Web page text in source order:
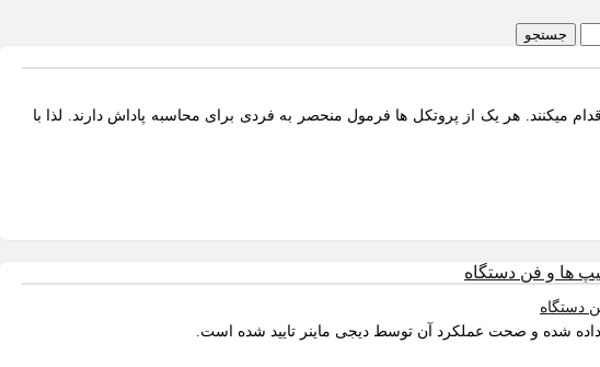
جستجو
پاداش پیدا کردن بلوک ها اقدام میکنند. هر یک از پروتکل ها فرمول منحصر به فردی برای محاسبه پاداش دارند. لذا با